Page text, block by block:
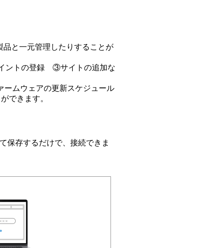
と一元管理したりすることが
ントの登録 ③サイトの追加な
ームウェアの更新スケジュール
できます。
保存するだけで、接続できま